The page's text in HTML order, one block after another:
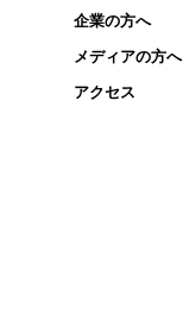
企業の方へ
メディアの方へ
アクセス